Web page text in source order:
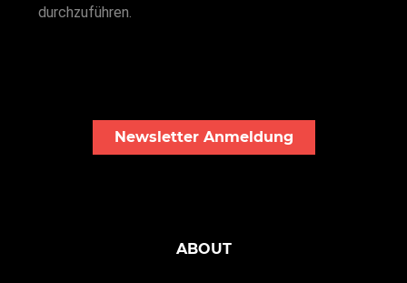
durchzuführen.
Newsletter Anmeldung
ABOUT